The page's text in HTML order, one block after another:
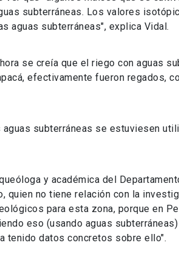
subterráneas. Los valores
aguas subterráneas", explica Vidal.
se creía que el riego con aguas
efectivamente fueron regados,
subterráneas se estuviesen
y académica del
quien no tiene relación con la
para esta zona, porque en
eso (usando aguas
tenido datos concretos sobre ello".